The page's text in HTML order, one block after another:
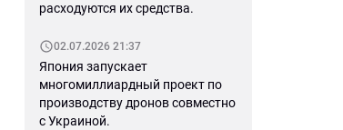
расходуются их средства.
02.07.2026 21:37
Япония запускает
многомиллиардный проект по
производству дронов совместно
с Украиной.